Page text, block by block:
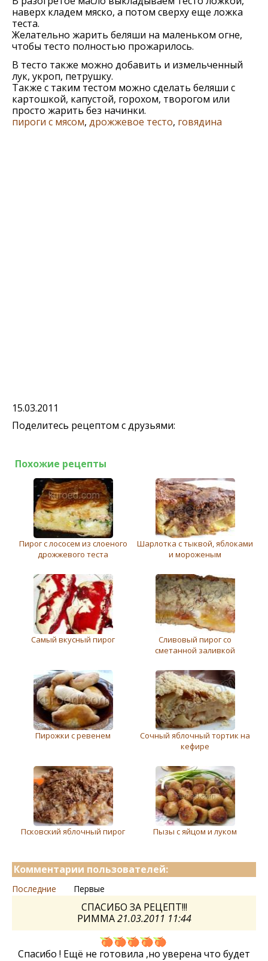
наверх кладем мяско, а потом сверху еще ложка
теста.
Желательно жарить беляши на маленьком огне,
чтобы тесто полностью прожарилось.
В тесто также можно добавить и измельченный
лук, укроп, петрушку.
Также с таким тестом можно сделать беляши с
картошкой, капустой, горохом, творогом или
просто жарить без начинки.
пироги с мясом, дрожжевое тесто, говядина
15.03.2011
Поделитесь рецептом с друзьями:
Похожие рецепты
Пирог с лососем из слоеного
дрожжевого теста
Шарлотка с тыквой, яблоками
и мороженым
Самый вкусный пирог
Сливовый пирог со
сметанной заливкой
Пирожки с ревенем
Сочный яблочный тортик на
кефире
Псковский яблочный пирог Пызы с яйцом и луком
Комментарии пользователей:
Последние Первые
СПАСИБО ЗА РЕЦЕПТ!!!
РИММА21.03.2011 11:44
Спасибо ! Ещё не готовила ,но уверена что будет